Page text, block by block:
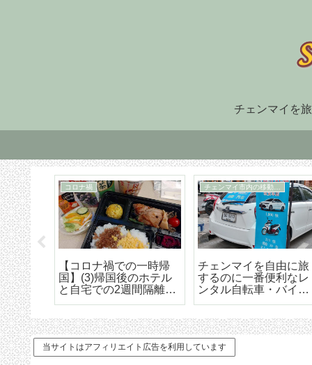
チェンマイを
でオ
人気
菜創
ラン
住まい探し
チェンマイ長期滞在の
ための住まい探しはこ
うやろう エリア選び
TM30
TM-30とは何か、初回
け出の方法などの詳細
な解説
当サイトはアフィリエイト広告を利用しています